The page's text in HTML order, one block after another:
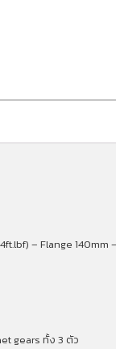
– Flange
gears ทั้ง 3 ตัว